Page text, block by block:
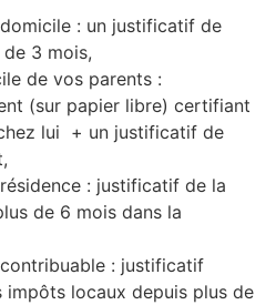
domicile : un justificatif de
3 mois,
de vos parents :
(sur papier libre) certifiant
lui + un justificatif de
résidence : justificatif de la
de 6 mois dans la
: justificatif
impôts locaux depuis plus de